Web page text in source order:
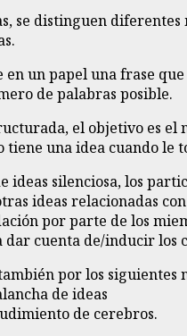
se distinguen
un papel una frase
de palabras posible.
el objetivo es
una idea cuando le
ideas silenciosa, los
ideas relacionadas
por parte de los
cuenta de/inducir los
por los
de ideas
de cerebros.